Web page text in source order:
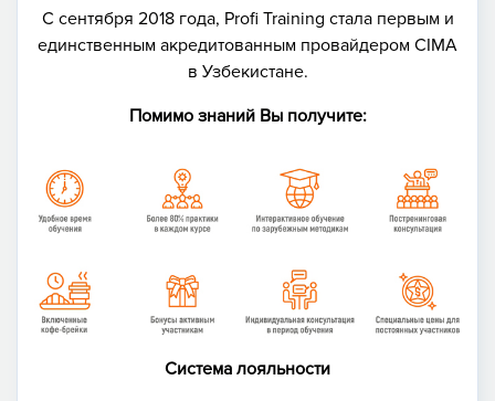
С сентября 2018 года, Profi Training стала первым и
единственным акредитованным провайдером CIMA
в Узбекистане.
Помимо знаний Вы получите:
Система лояльности